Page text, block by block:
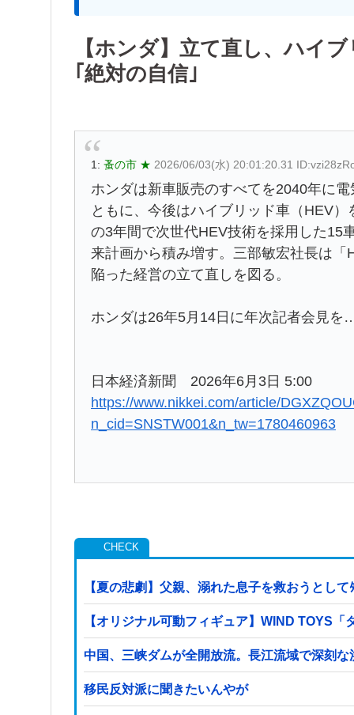
【ホンダ】立て直し、ハイ
｢絶対の自信｣
1: 蚤の市 ★ 2026/06/03(水) 20:01:20.31
ホンダは新車販売のすべてを2040年に
ともに、今後はハイブリッド車（HEV
の3年間で次世代HEV技術を採用した15
来計画から積み増す。三部敏宏社長は
陥った経営の立て直しを図る。
ホンダは26年5月14日に年次記者会見
日本経済新聞 2026年6月3日 5:00
https://www.nikkei.com/article/
n_cid=SNSTW001&n_tw=1780460963
【夏の悲劇】父親、溺れた息子を救おうとし
【オリジナル可動フィギュア】WIND TOYS
中国、三峡ダムが全開放流。長江流域で深刻な
移民反対派に聞きたいんやが